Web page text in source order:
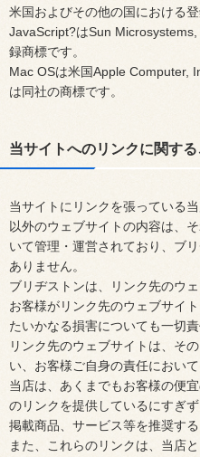
米国およびその他の国における
JavaScript?はSun
録商標です。
Mac OSは米国Apple Computer,
は同社の商標です。
当サイトへのリンクに関す
当サイトにリンクを張っている
以外のウェブサイトの内容は、
いて管理・運営されており、ブ
ありません。
ブリヂストンは、リンク先のウ
お客様がリンク先のウェブサイ
たいかなる損害についても一切
リンク先のウェブサイトは、そ
い、お客様ご自身の責任において
当店は、あくまでもお客様の便
のリンクを提供しているにすぎ
掲載商品、サービス等を推奨する
また、これらのリンクは、当店